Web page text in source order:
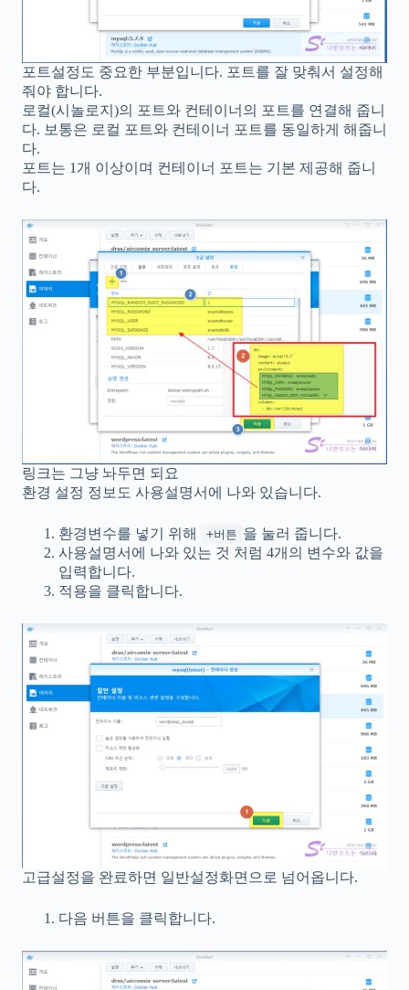
포트설정도 중요한 부분입니다. 포트를 잘 맞춰서 설정해
줘야 합니다.
로컬(시놀로지)의 포트와 컨테이너의 포트를 연결해 줍니
다. 보통은 로컬 포트와 컨테이너 포트를 동일하게 해줍니
다.
포트는 1개 이상이며 컨테이너 포트는 기본 제공해 줍니
다.
링크는 그냥 놔두면 되요
환경 설정 정보도 사용설명서에 나와 있습니다.
환경변수를 넣기 위해 +버튼 을 눌러 줍니다.
사용설명서에 나와 있는 것 처럼 4개의 변수와 값을
입력합니다.
적용을 클릭합니다.
고급설정을 완료하면 일반설정화면으로 넘어옵니다.
다음 버튼을 클릭합니다.